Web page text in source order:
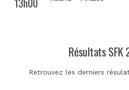
Résultats SFK
Retrouvez les derniers